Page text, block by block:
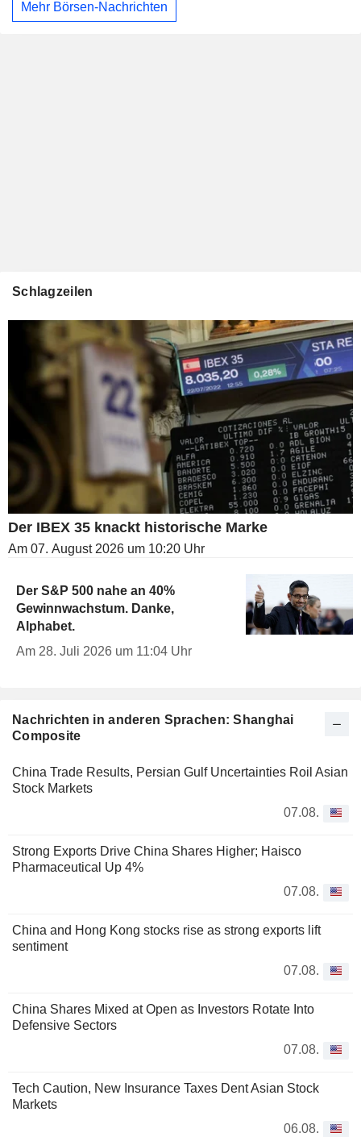
Mehr Börsen-Nachrichten
Nachrichten in anderen Sprachen: Shanghai
Composite
China Trade Results, Persian Gulf Uncertainties Roil Asian
Stock Markets
07.08.
Strong Exports Drive China Shares Higher; Haisco
Pharmaceutical Up 4%
07.08.
China and Hong Kong stocks rise as strong exports lift
sentiment
07.08.
China Shares Mixed at Open as Investors Rotate Into
Defensive Sectors
07.08.
Tech Caution, New Insurance Taxes Dent Asian Stock
Markets
06.08.
Schlagzeilen
Der IBEX 35 knackt historische Marke
Am 07. August 2026 um 10:20 Uhr
Der S&P 500 nahe an 40%
Gewinnwachstum. Danke,
Alphabet.
Am 28. Juli 2026 um 11:04 Uhr